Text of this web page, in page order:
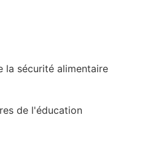
la sécurité alimentaire
de l'éducation